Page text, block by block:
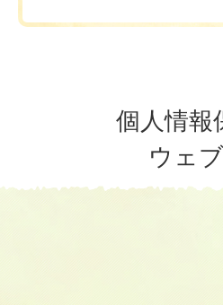
個人情報
ウェ